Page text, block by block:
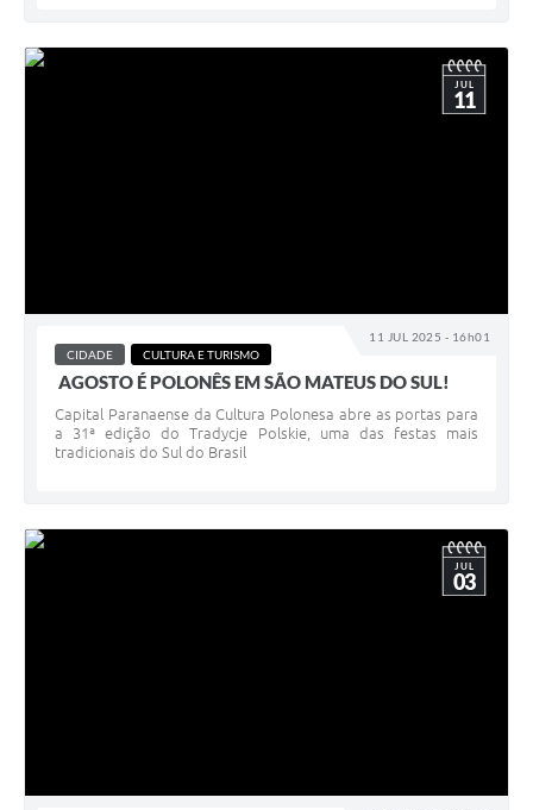
11 JUL 2025 - 16h01
JUL
11
CIDADE CULTURA E TURISMO
AGOSTO É POLONÊS EM SÃO MATEUS DO SUL!
Capital Paranaense da Cultura Polonesa abre as portas para
a 31ª edição do Tradycje Polskie, uma das festas mais
tradicionais do Sul do Brasil
JUL
03